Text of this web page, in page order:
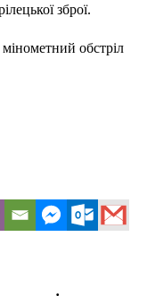
зброї.
обстріл